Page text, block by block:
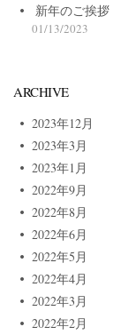
新年のご挨拶
01/13/2023
ARCHIVE
2023年12月
2023年3月
2023年1月
2022年9月
2022年8月
2022年6月
2022年5月
2022年4月
2022年3月
2022年2月